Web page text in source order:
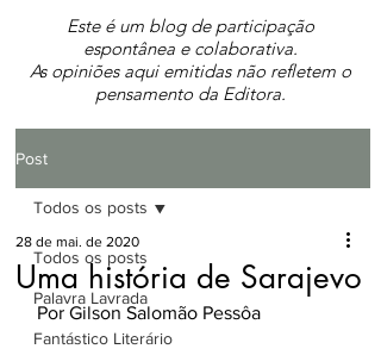
Este é um blog de participação
espontânea e colaborativa.
As opiniões aqui emitidas não refletem o
pensamento da Editora.
Post
Todos os posts
Palavra Lavrada
Fantástico Literário
Todos os posts
Uma história de Sarajevo
28 de mai. de 2020
Por Gilson Salomão Pessôa